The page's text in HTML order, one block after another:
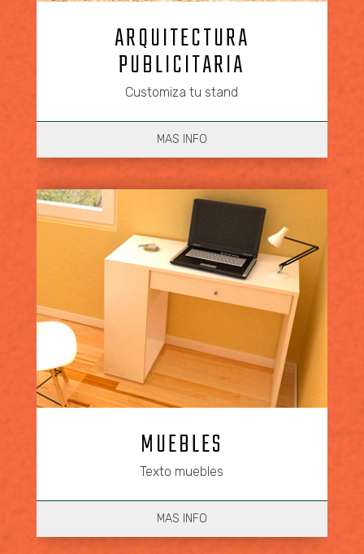
ARQUITECTURA
PUBLICITARIA
Customiza tu stand
MAS INFO
MUEBLES
Texto muebles
MAS INFO